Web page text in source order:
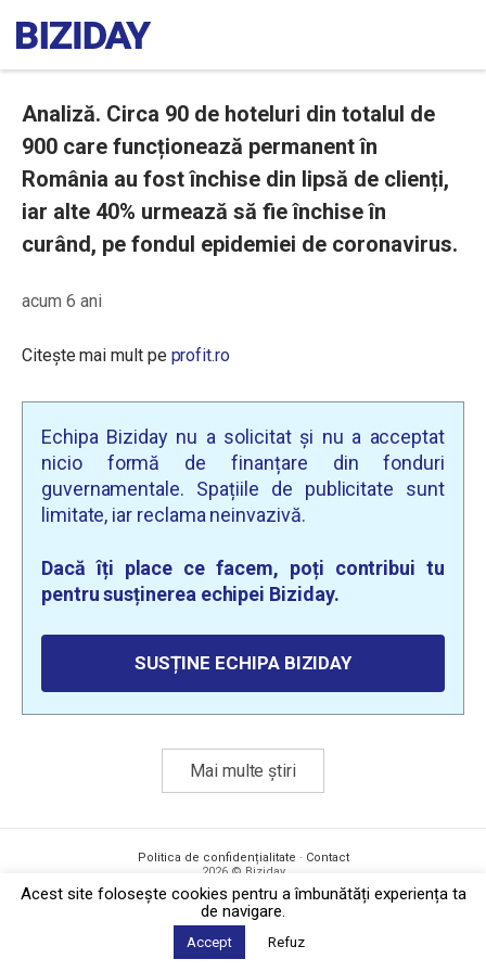
Analiză. Circa 90 de hoteluri din totalul de
900 care funcționează permanent în
România au fost închise din lipsă de clienți,
iar alte 40% urmează să fie închise în
curând, pe fondul epidemiei de coronavirus.
acum 6 ani
Citește mai mult pe profit.ro
Echipa Biziday nu a solicitat și nu a acceptat
nicio formă de finanțare din fonduri
guvernamentale. Spațiile de publicitate sunt
limitate, iar reclama neinvazivă.
Dacă îți place ce facem, poți contribui tu
pentru susținerea echipei Biziday.
SUSȚINE ECHIPA BIZIDAY
Mai multe știri
Politica de confidențialitate · Contact
2026 © Biziday
Acest site foloseşte cookies pentru a îmbunătăți experiența ta
de navigare.
Accept Refuz